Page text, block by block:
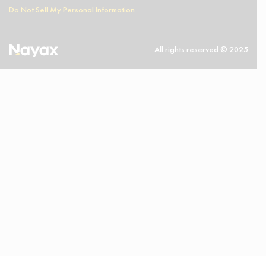
Do Not Sell My Personal Information
All rights reserved © 2025